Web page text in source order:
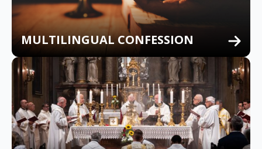
MULTILINGUAL CONFESSION